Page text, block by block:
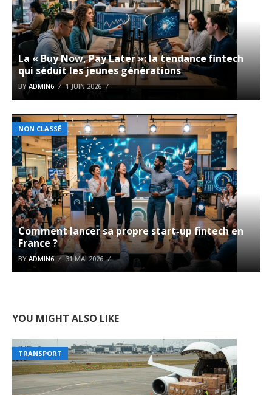
La « Buy Now, Pay Later »: la tendance fintech
qui séduit les jeunes générations
BY ADMIN6 1 JUIN 2026
NON CLASSÉ
Comment lancer sa propre start-up fintech en
France ?
BYADMIN6 31 MAI 2026
YOU MIGHT ALSO LIKE
TRANSPORT